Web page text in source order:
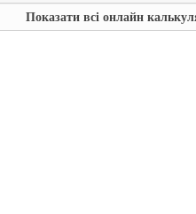
Показати всі онлайн